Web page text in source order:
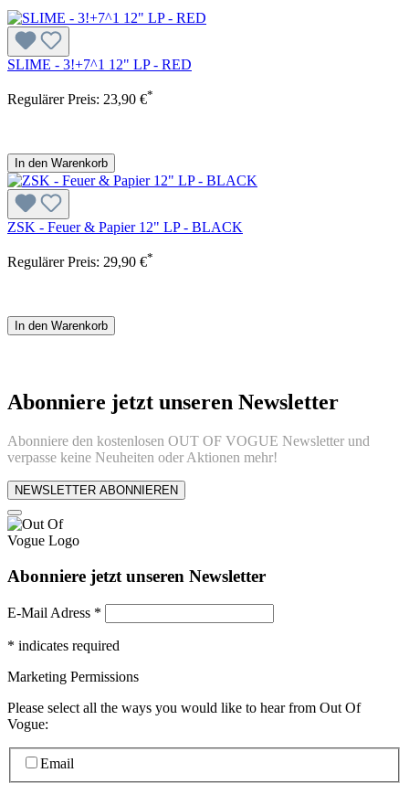
SLIME - 3!+7^1 12" LP - RED
Regulärer Preis: 23,90 €*
In den Warenkorb
ZSK - Feuer & Papier 12" LP - BLACK
Regulärer Preis: 29,90 €*
In den Warenkorb
Abonniere jetzt unseren Newsletter
Abonniere den kostenlosen OUT OF VOGUE Newsletter und
verpasse keine Neuheiten oder Aktionen mehr!
NEWSLETTER ABONNIEREN
Abonniere jetzt unseren Newsletter
E-Mail Adress *
* indicates required
Marketing Permissions
Please select all the ways you would like to hear from Out Of
Vogue:
Email